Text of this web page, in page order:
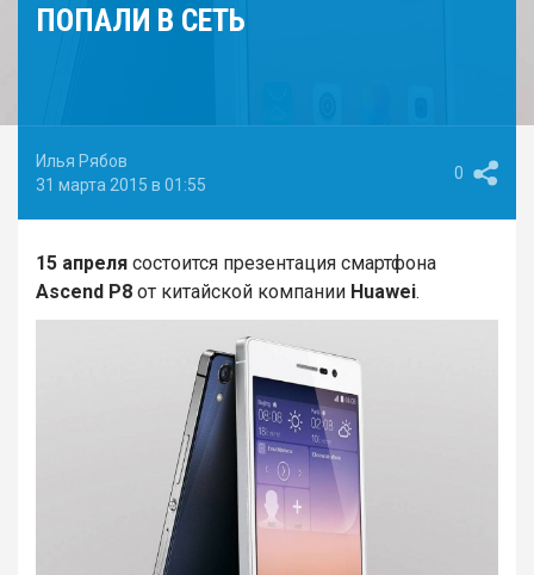
ПОПАЛИ В СЕТЬ
Илья Рябов
31 марта 2015 в 01:55
0
15 апреля состоится презентация смартфона
Ascend P8 от китайской компании Huawei.